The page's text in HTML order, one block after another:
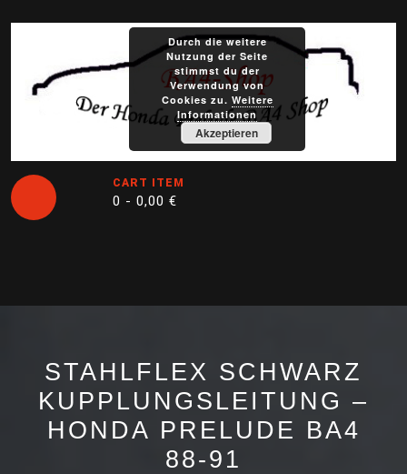
CART ITEM
0 - 0,00 €
Button
STAHLFLEX SCHWARZ
KUPPLUNGSLEITUNG –
HONDA PRELUDE BA4
88-91
Durch die weitere
Nutzung der Seite
stimmst du der
Verwendung von
Cookies zu. Weitere
Informationen
Akzeptieren